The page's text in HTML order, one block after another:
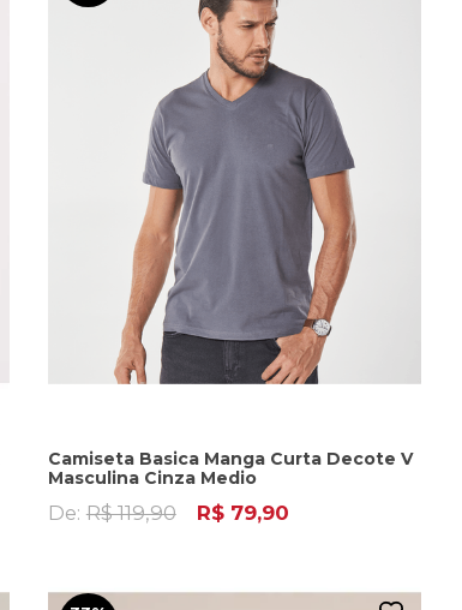
Camiseta Basica Manga Curta Decote V
Masculina Cinza Medio
De: R$ 119,90 R$ 79,90